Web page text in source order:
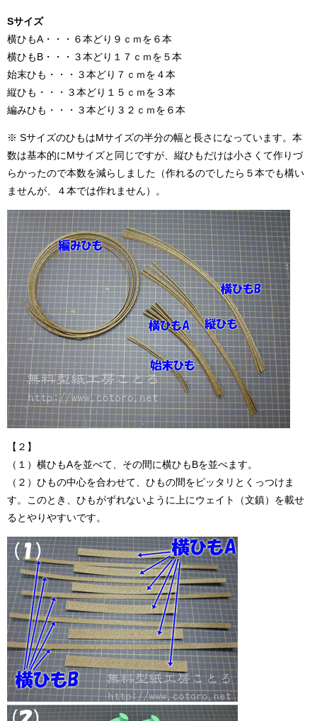
Sサイズ
横ひもA・・・６本どり９ｃｍを６本
横ひもB・・・３本どり１７ｃｍを５本
始末ひも・・・３本どり７ｃｍを４本
縦ひも・・・３本どり１５ｃｍを３本
編みひも・・・３本どり３２ｃｍを６本
※ SサイズのひもはMサイズの半分の幅と長さになっています。本
数は基本的にMサイズと同じですが、縦ひもだけは小さくて作りづ
らかったので本数を減らしました（作れるのでしたら５本でも構い
ませんが、４本では作れません）。
【２】
（１）横ひもAを並べて、その間に横ひもBを並べます。
（２）ひもの中心を合わせて、ひもの間をピッタリとくっつけま
す。このとき、ひもがずれないように上にウェイト（文鎮）を載せ
るとやりやすいです。